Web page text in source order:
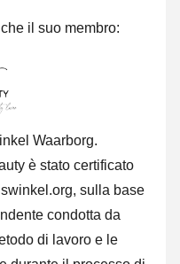
il suo membro:
Waarborg.
è stato certificato
sulla base
condotta da
di lavoro e le